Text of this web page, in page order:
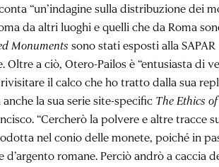
“un’indagine sulla distribuzione dei
da altri luoghi e quelli che da Roma
Monuments sono stati esposti alla SAPAR
a ciò, Otero-Pailos è “entusiasta di
il calco che ho tratto dalla sua
la sua serie site-specific The Ethics
“Cercherò la polvere e altre tracce
nel conio delle monete, poiché in
romane. Perciò andrò a caccia